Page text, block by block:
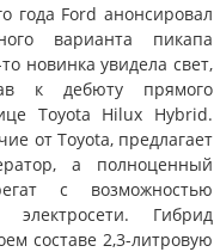
года Ford анонсировал
варианта пикапа
новинка увидела свет,
к дебюту прямого
Toyota Hilux Hybrid.
от Toyota, предлагает
а полноценный
с возможностью
электросети. Гибрид
составе 2,3-литровую